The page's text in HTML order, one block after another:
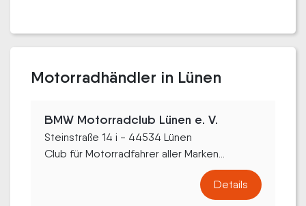
Motorradhändler in Lünen
BMW Motorradclub Lünen e. V.
Steinstraße 14 i - 44534 Lünen
Club für Motorradfahrer aller Marken...
Details